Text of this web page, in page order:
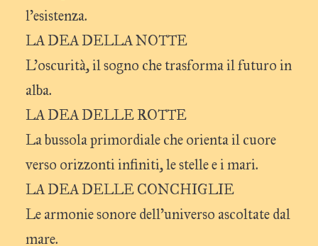
l’esistenza.
LA DEA DELLA NOTTE
L’oscurità, il sogno che trasforma il futuro in
alba.
LA DEA DELLE ROTTE
La bussola primordiale che orienta il cuore
verso orizzonti infiniti, le stelle e i mari.
LA DEA DELLE CONCHIGLIE
Le armonie sonore dell’universo ascoltate dal
mare.